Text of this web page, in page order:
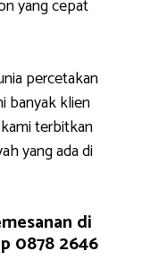
yang cepat
percetakan
banyak klien
terbitkan
yang ada di
di
0878 2646